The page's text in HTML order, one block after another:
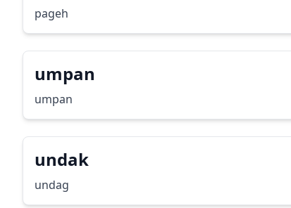
pageh
umpan
umpan
undak
undag